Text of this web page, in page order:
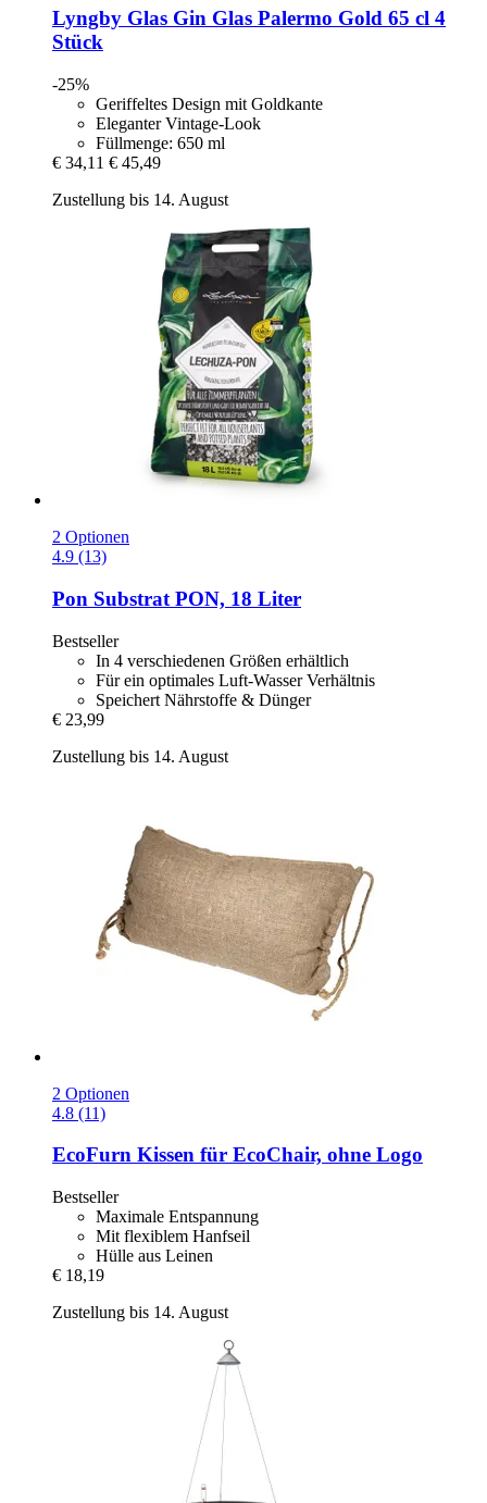
Lyngby Glas Gin Glas Palermo Gold 65 cl 4
Stück
-25%
Geriffeltes Design mit Goldkante
Eleganter Vintage-Look
Füllmenge: 650 ml
€ 34,11 € 45,49
Zustellung bis 14. August
2 Optionen
4.9 (13)
Pon Substrat PON, 18 Liter
Bestseller
In 4 verschiedenen Größen erhältlich
Für ein optimales Luft-Wasser Verhältnis
Speichert Nährstoffe & Dünger
€ 23,99
Zustellung bis 14. August
2 Optionen
4.8 (11)
EcoFurn Kissen für EcoChair, ohne Logo
Bestseller
Maximale Entspannung
Mit flexiblem Hanfseil
Hülle aus Leinen
€ 18,19
Zustellung bis 14. August